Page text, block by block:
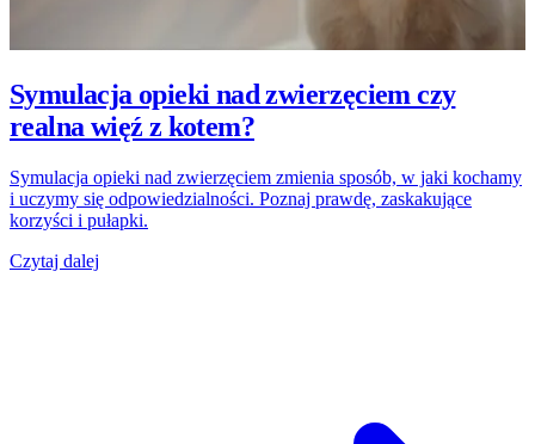
Symulacja opieki nad zwierzęciem czy
realna więź z kotem?
Symulacja opieki nad zwierzęciem zmienia sposób, w jaki kochamy
i uczymy się odpowiedzialności. Poznaj prawdę, zaskakujące
korzyści i pułapki.
Czytaj dalej